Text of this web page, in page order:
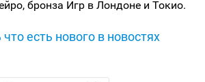
бронза Игр в Лондоне и Токио.
есть нового в новостях